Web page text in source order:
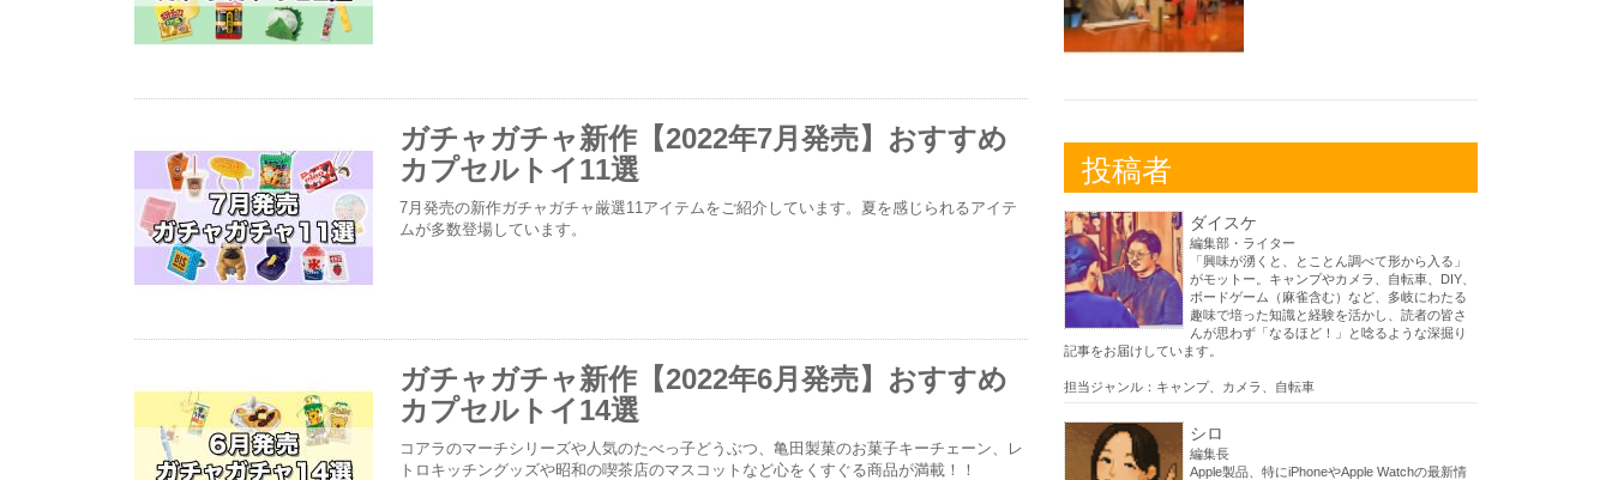
ガチャガチャ新作【2022年7月発売】おすすめ
カプセルトイ11選
7月発売の新作ガチャガチャ厳選11アイテムをご紹介しています。夏を感じられるアイテ
ムが多数登場しています。
ガチャガチャ新作【2022年6月発売】おすすめ
カプセルトイ14選
コアラのマーチシリーズや人気のたべっ子どうぶつ、亀田製菓のお菓子キーチェーン、レ
トロキッチングッズや昭和の喫茶店のマスコットなど心をくすぐる商品が満載！！
投稿者
ダイスケ
編集部・ライター
「興味が湧くと、とことん調べて形から入る」
がモットー。キャンプやカメラ、自転車、DIY、
ボードゲーム（麻雀含む）など、多岐にわたる
趣味で培った知識と経験を活かし、読者の皆さ
んが思わず「なるほど！」と唸るような深掘り
記事をお届けしています。
担当ジャンル：キャンプ、カメラ、自転車
シロ
編集長
Apple製品、特にiPhoneやApple Watchの最新情